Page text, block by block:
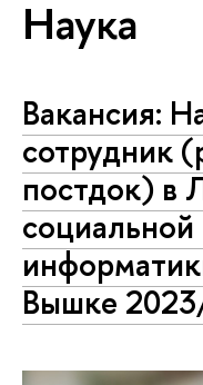
Наука
Вакансия:
сотрудник
постдок) в
Вышке